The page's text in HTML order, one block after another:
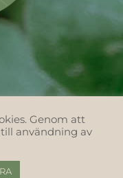
Genom att
användning av